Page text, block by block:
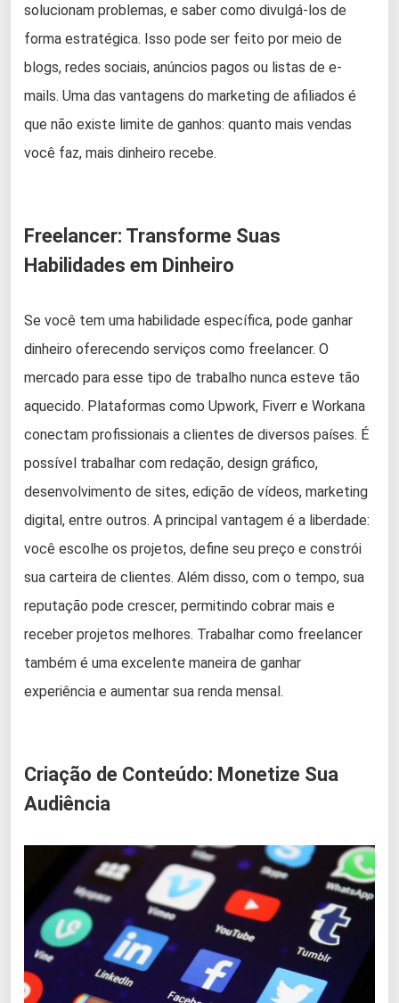
solucionam problemas, e saber como divulgá-los de
forma estratégica. Isso pode ser feito por meio de
blogs, redes sociais, anúncios pagos ou listas de e-
mails. Uma das vantagens do marketing de afiliados é
que não existe limite de ganhos: quanto mais vendas
você faz, mais dinheiro recebe.
Freelancer: Transforme Suas
Habilidades em Dinheiro
Se você tem uma habilidade específica, pode ganhar
dinheiro oferecendo serviços como freelancer. O
mercado para esse tipo de trabalho nunca esteve tão
aquecido. Plataformas como Upwork, Fiverr e Workana
conectam profissionais a clientes de diversos países. É
possível trabalhar com redação, design gráfico,
desenvolvimento de sites, edição de vídeos, marketing
digital, entre outros. A principal vantagem é a liberdade:
você escolhe os projetos, define seu preço e constrói
sua carteira de clientes. Além disso, com o tempo, sua
reputação pode crescer, permitindo cobrar mais e
receber projetos melhores. Trabalhar como freelancer
também é uma excelente maneira de ganhar
experiência e aumentar sua renda mensal.
Criação de Conteúdo: Monetize Sua
Audiência